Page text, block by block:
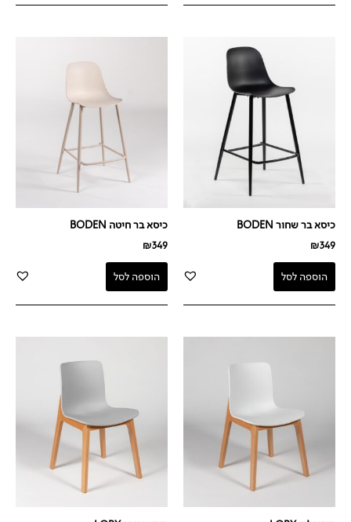
כיסא בר שחור BODEN
₪349
הוספה לסל
כיסא בר חיטה BODEN
₪349
הוספה לסל